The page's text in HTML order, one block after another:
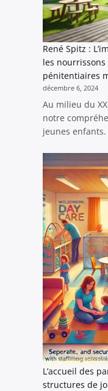
René Spitz :
les nourrissons
pénitentiaires
décembre 6, 2024
Au milieu du
notre
jeunes
L’accueil des
structures de